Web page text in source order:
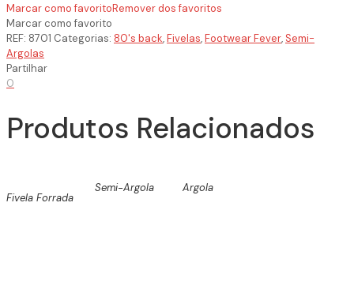
Marcar como favoritoRemover dos favoritos
Marcar como favorito
REF: 8701 Categorias: 80's back,Fivelas,Footwear Fever,Semi-
Argolas
Partilhar
0
Produtos Relacionados
Fivela Forrada
Semi-Argola Argola